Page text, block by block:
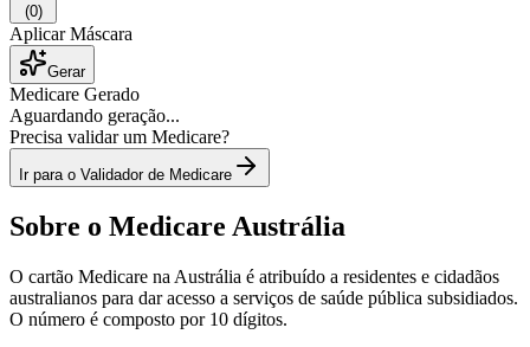
(0)
Aplicar Máscara
Gerar
Medicare Gerado
Aguardando geração...
Precisa validar um Medicare?
Ir para o Validador de Medicare
Sobre o Medicare Austrália
O cartão Medicare na Austrália é atribuído a residentes e cidadãos
australianos para dar acesso a serviços de saúde pública subsidiados.
O número é composto por 10 dígitos.